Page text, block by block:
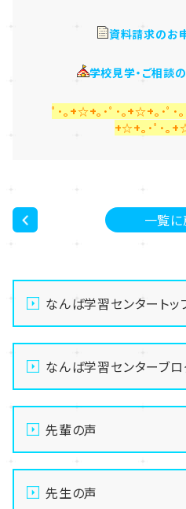
資料請求のお
学校見学・ご相談
ﾟ･｡+☆+｡･ﾟ･｡+☆+｡･ﾟ･
+☆+｡･ﾟ･｡
一覧に
なんば学習センタートッ
なんば学習センターブ
先輩の声
先生の声